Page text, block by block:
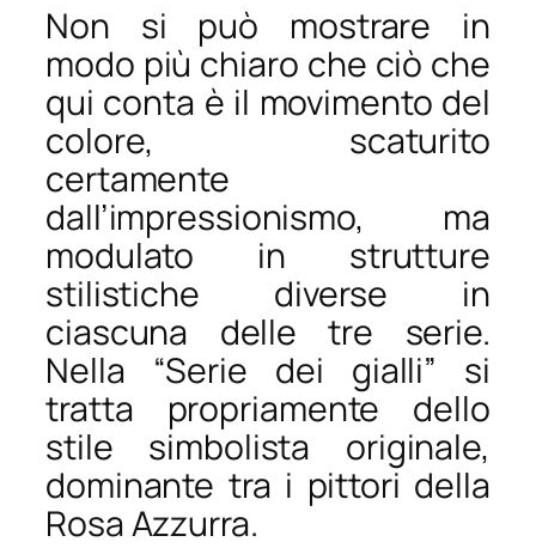
Non si può mostrare in
modo più chiaro che ciò che
qui conta è il movimento del
colore, scaturito
certamente
dall’impressionismo, ma
modulato in strutture
stilistiche diverse in
ciascuna delle tre serie.
Nella “Serie dei gialli” si
tratta propriamente dello
stile simbolista originale,
dominante tra i pittori della
Rosa Azzurra.